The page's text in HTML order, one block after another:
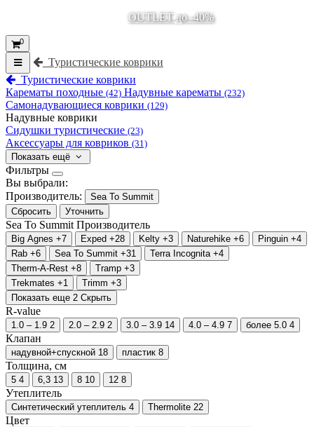
OUTLET до -40%
0
Туристические коврики
Туристические коврики
Карематы походные (42) Надувные карематы (232)
Самонадувающиеся коврики (129)
Надувные коврики
Сидушки туристические (23)
Аксессуары для ковриков (31)
Показать ещё
Фильтры
Вы выбрали:
Производитель:
Sea To Summit
Сбросить
Уточнить
Sea To Summit Производитель
Big Agnes +7 Exped +28 Kelty +3 Naturehike +6 Pinguin +4
Rab +6 Sea To Summit +31 Terra Incognita +4
Therm-A-Rest +8 Tramp +3
Trekmates +1 Trimm +3
Показать еще 2 Скрыть
R-value
1.0 – 1.9 2 2.0 – 2.9 2 3.0 – 3.9 14 4.0 – 4.9 7 более 5.0 4
Клапан
надувной+спускной 18 пластик 8
Толщина, см
5 4 6,3 13 8 10 12 8
Утеплитель
Синтетический утеплитель 4 Thermolite 22
Цвет